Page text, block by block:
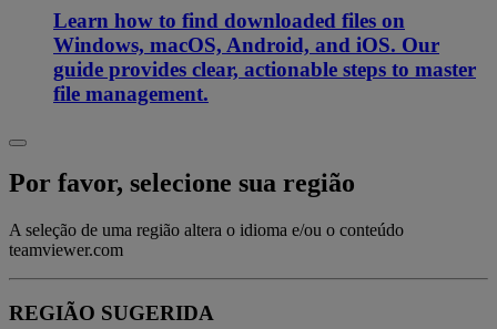
Learn how to find downloaded files on
Windows, macOS, Android, and iOS. Our
guide provides clear, actionable steps to master
file management.
Por favor, selecione sua região
A seleção de uma região altera o idioma e/ou o conteúdo
teamviewer.com
REGIÃO SUGERIDA